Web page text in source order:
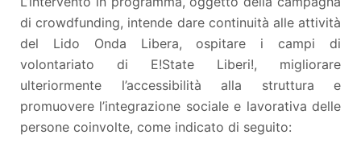
di crowdfunding, intende dare continuità alle attività
del Lido Onda Libera, ospitare i campi di
volontariato di E!State Liberi!, migliorare
ulteriormente l’accessibilità alla struttura e
promuovere l’integrazione sociale e lavorativa delle
persone coinvolte, come indicato di seguito: